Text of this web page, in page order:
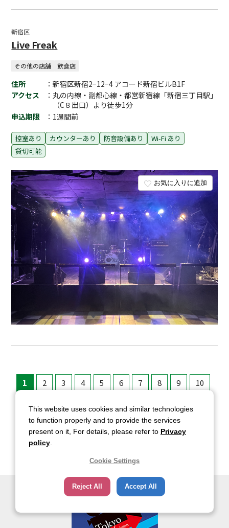
お気に入りに追加
新宿区
Live Freak
その他の店舗 飲食店
住所
：新宿区新宿2−12−4 アコード新宿ビルB1F
アクセス
：丸の内線・副都心線・都営新宿線「新宿三丁目駅」
（C８出口）より徒歩1分
申込期限
：1週間前
控室あり カウンターあり 防音設備あり
Wi-Fi あり
貸切可能
1 2 3 4 5 6 7 8 9
10
This website uses cookies and similar technologies
to function properly and to provide the services
present on it, For details, please refer to Privacy
policy
Cookie Settings
Reject All Accept All